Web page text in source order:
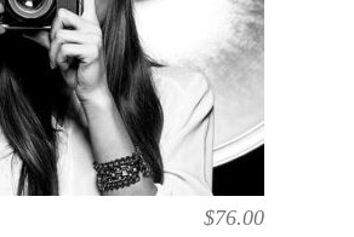
AÑADIR AL CARRITO
$76.00